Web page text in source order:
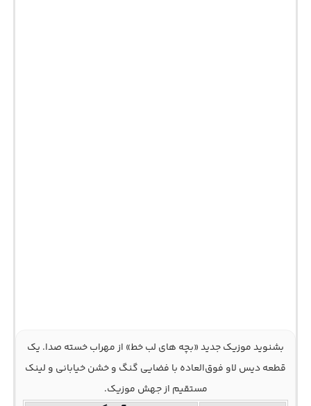
بشنوید موزیک جدید «بچه های لب خط» از مهراب خسته صدا. یک
قطعه دیس لاو فوق‌العاده با فضایی گنگ و خشن خیابانی و لینک
مستقیم از جهش موزیک.